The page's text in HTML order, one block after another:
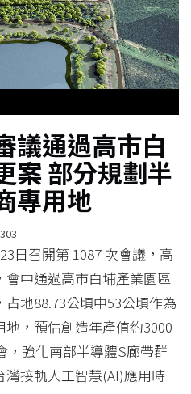
議通過高市白
案 部分規劃半
專用地
日召開第 1087 次會議，高
中通過高市白埔產業園區
地88.73公頃中53公頃作為
，預估創造年產值約3000
，強化南部半導體S廊帶群
接軌人工智慧(AI)應用時